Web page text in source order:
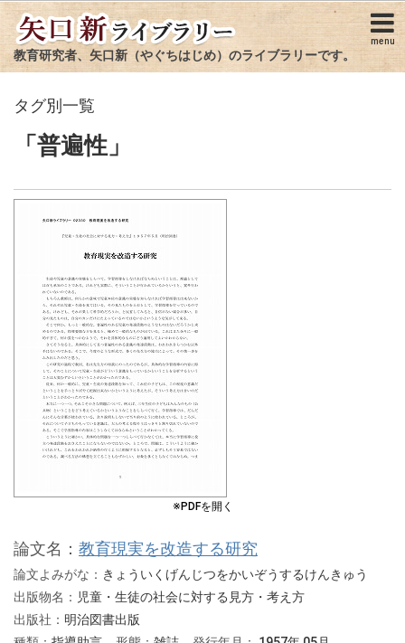
menu
教育研究者、矢口新（やぐちはじめ）のライブラリーです。
タグ別一覧
「普遍性」
※PDFを開く
論文名： 教育現実を改造する研究
論文よみがな： きょういくげんじつをかいぞうするけんきゅう
出版物名： 児童・生徒の社会に対する見方・考え方
出版社： 明治図書出版